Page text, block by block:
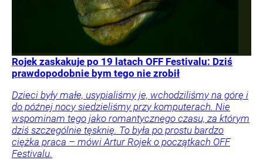
Rojek zaskakuje po 19 latach OFF Festivalu: Dziś
prawdopodobnie bym tego nie zrobił
Dzieci były małe, usypialiśmy je, wchodziliśmy na górę i
do późnej nocy siedzieliśmy przy komputerach. Nie
wspominam tego jako romantycznego czasu, za którym
dziś szczególnie tęsknię. To była po prostu bardzo
ciężka praca – mówi Artur Rojek o początkach OFF
Festivalu.